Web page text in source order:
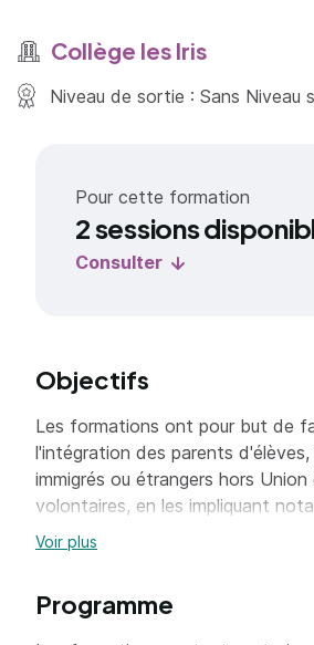
Collège les Iris
Niveau de sortie : Sans Niveau
Pour cette formation
2 sessions
Consulter
Objectifs
Les formations ont pour but de
l'intégration des parents
immigrés ou étrangers hors Union
volontaires, en les impliquant
scolarité de leur enfant.
Voir plus
Programme